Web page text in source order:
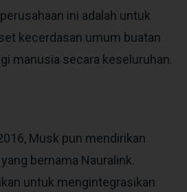
ini adalah untuk
kecerdasan umum buatan
manusia secara keseluruhan.
Musk pun mendirikan
bernama Nauralink.
untuk mengintegrasikan